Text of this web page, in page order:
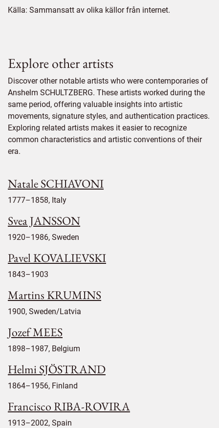
Källa: Sammansatt av olika källor från internet.
Explore other artists
Discover other notable artists who were contemporaries of
Anshelm SCHULTZBERG. These artists worked during the
same period, offering valuable insights into artistic
movements, signature styles, and authentication practices.
Exploring related artists makes it easier to recognize
common characteristics and artistic conventions of their
era.
Natale SCHIAVONI
1777–1858, Italy
Svea JANSSON
1920–1986, Sweden
Pavel KOVALIEVSKI
1843–1903
Martins KRUMINS
1900, Sweden/Latvia
Jozef MEES
1898–1987, Belgium
Helmi SJÖSTRAND
1864–1956, Finland
Francisco RIBA-ROVIRA
1913–2002, Spain